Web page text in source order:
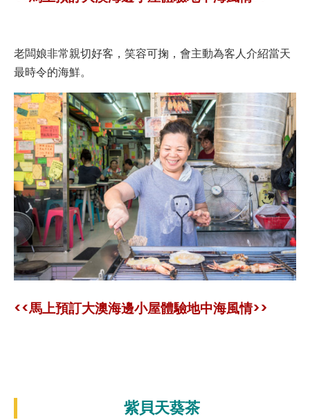
老闆娘非常親切好客，笑容可掬，會主動為客人介紹當天
最時令的海鮮。
<<馬上預訂大澳海邊小屋體驗地中海風情>>
紫貝天葵茶